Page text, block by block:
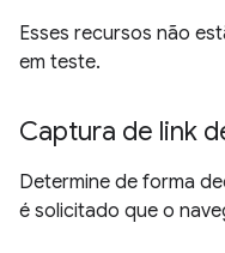
Esses recursos não
em teste.
Captura de link
Determine de forma
é solicitado que o